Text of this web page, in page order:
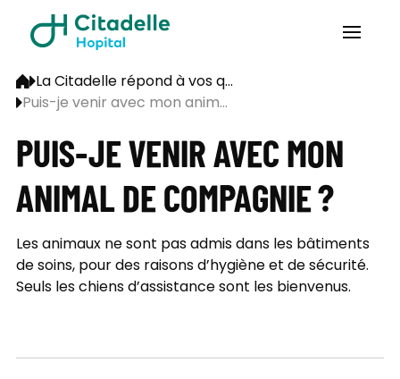
La Citadelle répond à vos q...
Puis-je venir avec mon anim...
PUIS-JE VENIR AVEC MON
ANIMAL DE COMPAGNIE ?
Les animaux ne sont pas admis dans les bâtiments
de soins, pour des raisons d’hygiène et de sécurité.
Seuls les chiens d’assistance sont les bienvenus.